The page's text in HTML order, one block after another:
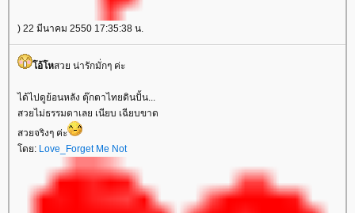
) 22 มีนาคม 2550 17:35:38 น.
อ้โหสวย น่ารักมั่กๆ ค่ะ
ได้ไปดูย้อนหลัง ตุ๊กตาไทยดินปั้น...
สวยไม่ธรรมดาเลย เนียบ เฉียบขาด
สวยจริงๆ ค่ะ
ดย: Love_Forget Me Not